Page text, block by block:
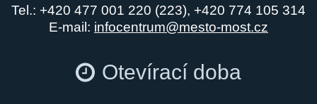
Tel.: +420 477 001 220 (223), +420 774 105 314
E-mail: infocentrum@mesto-most.cz
Otevírací doba